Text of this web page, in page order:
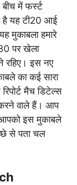
में फर्स्ट
है यह टी20 आई
मुकाबला हमारे
पर खेला
रहिए। इस नए
का कई सारा
मैच डिटेल्स
वाले हैं। आप
आपको इस मुकाबले
से पता चल